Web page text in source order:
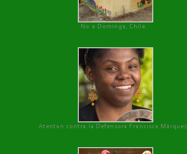
No a Dominga, Chile
Atentan contra la Defensora Francisca Márquez